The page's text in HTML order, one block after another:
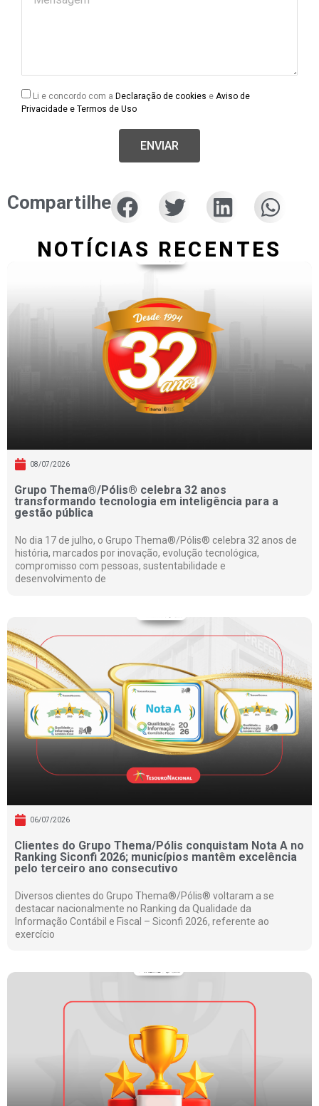
Li e concordo com a Declaração de cookies e Aviso de
Privacidade e Termos de Uso
ENVIAR
Compartilhe
NOTÍCIAS RECENTES
08/07/2026
Grupo Thema®/Pólis® celebra 32 anos
transformando tecnologia em inteligência para a
gestão pública
No dia 17 de julho, o Grupo Thema®/Pólis® celebra 32 anos de
história, marcados por inovação, evolução tecnológica,
compromisso com pessoas, sustentabilidade e
desenvolvimento de
06/07/2026
Clientes do Grupo Thema/Pólis conquistam Nota A no
Ranking Siconfi 2026; municípios mantêm excelência
pelo terceiro ano consecutivo
Diversos clientes do Grupo Thema®/Pólis® voltaram a se
destacar nacionalmente no Ranking da Qualidade da
Informação Contábil e Fiscal – Siconfi 2026, referente ao
exercício